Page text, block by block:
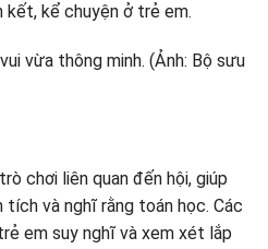
kết, kể chuyện ở trẻ em.
chơi liên quan đến hội, giúp
tích và nghĩ rằng toán học. Các
em suy nghĩ và xem xét lắp